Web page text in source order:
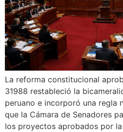
La reforma constitucional
31988 restableció la
peruano e incorporó una regla
que la Cámara de Senadores
los proyectos aprobados por